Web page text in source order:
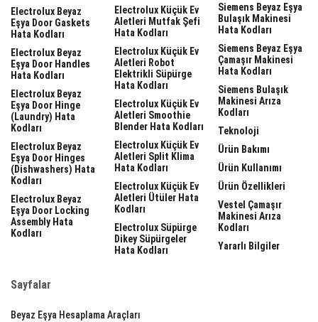
Electrolux Beyaz
Eşya Door Gaskets
Hata Kodları
Electrolux Beyaz
Eşya Door Handles
Hata Kodları
Electrolux Beyaz
Eşya Door Hinge
(laundry) Hata
Kodları
Electrolux Beyaz
Eşya Door Hinges
(dishwashers) Hata
Kodları
Electrolux Beyaz
Eşya Door Locking
Assembly Hata
Kodları
Electrolux Küçük Ev
Aletleri Mutfak Şefi
Hata Kodları
Electrolux Küçük Ev
Aletleri Robot
Elektrikli Süpürge
Hata Kodları
Electrolux Küçük Ev
Aletleri Smoothie
Blender Hata Kodları
Electrolux Küçük Ev
Aletleri Split Klima
Hata Kodları
Electrolux Küçük Ev
Aletleri Ütüler Hata
Kodları
Electrolux Süpürge
Dikey Süpürgeler
Hata Kodları
Siemens Beyaz Eşya
Bulaşık Makinesi
Hata Kodları
Siemens Beyaz Eşya
Çamaşır Makinesi
Hata Kodları
Siemens Bulaşık
Makinesi Arıza
Kodları
Teknoloji
Ürün Bakımı
Ürün Kullanımı
Ürün Özellikleri
Vestel Çamaşır
Makinesi Arıza
Kodları
Yararlı Bilgiler
Sayfalar
Beyaz Eşya Hesaplama Araçları